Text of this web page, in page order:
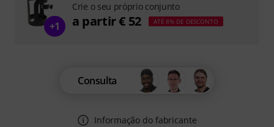
Consulta
Informação do fabricante
+1
Crie o seu próprio conjunto
a partir € 52 ATÉ 8% DE DESCONTO